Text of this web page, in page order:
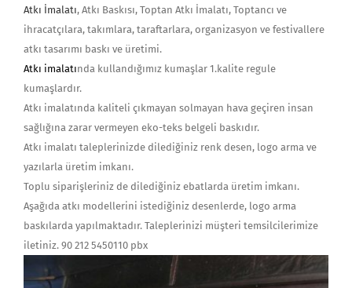
Atkı İmalatı, Atkı Baskısı, Toptan Atkı İmalatı, Toptancı ve
ihracatçılara, takımlara, taraftarlara, organizasyon ve festivallere
atkı tasarımı baskı ve üretimi.
Atkı imalatında kullandığımız kumaşlar 1.kalite regule
kumaşlardır.
Atkı imalatında kaliteli çıkmayan solmayan hava geçiren insan
sağlığına zarar vermeyen eko-teks belgeli baskıdır.
Atkı imalatı taleplerinizde dilediğiniz renk desen, logo arma ve
yazılarla üretim imkanı.
Toplu siparişleriniz de dilediğiniz ebatlarda üretim imkanı.
Aşağıda atkı modellerini istediğiniz desenlerde, logo arma
baskılarda yapılmaktadır. Taleplerinizi müşteri temsilcilerimize
iletiniz. 90 212 5450110 pbx